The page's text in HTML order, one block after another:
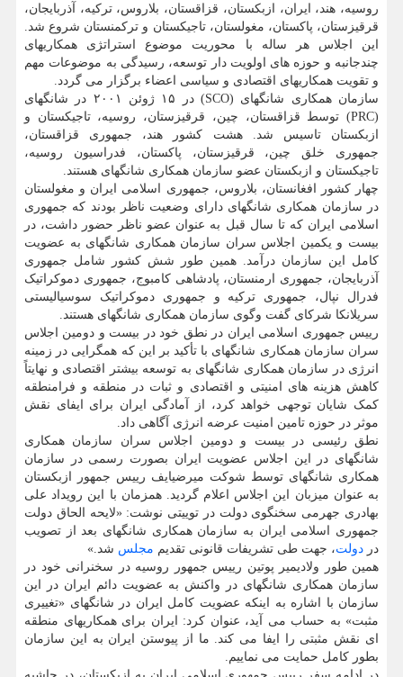
روسیه، هند، ایران، ازبکستان، قزاقستان، بلاروس، ترکیه، آذربایجان،
قرقیزستان، پاکستان، مغولستان، تاجیکستان و ترکمنستان شروع شد.
این اجلاس هر ساله با محوریت موضوع استراتژی همکاریهای
چندجانبه و حوزه های اولویت دار توسعه، رسیدگی به موضوعات مهم
و تقویت همکاریهای اقتصادی و سیاسی اعضاء برگزار می گردد.
سازمان همکاری شانگهای (SCO) در ۱۵ ژوئن ۲۰۰۱ در شانگهای
(PRC) توسط قزاقستان، چین، قرقیزستان، روسیه، تاجیکستان و
ازبکستان تاسیس شد. هشت کشور هند، جمهوری قزاقستان،
جمهوری خلق چین، قرقیزستان، پاکستان، فدراسیون روسیه،
تاجیکستان و ازبکستان عضو سازمان همکاری شانگهای هستند.
چهار کشور افغانستان، بلاروس، جمهوری اسلامی ایران و مغولستان
در سازمان همکاری شانگهای دارای وضعیت ناظر بودند که جمهوری
اسلامی ایران که تا سال قبل به عنوان عضو ناظر حضور داشت، در
بیست و یکمین اجلاس سران سازمان همکاری شانگهای به عضویت
کامل این سازمان درآمد. همین طور شش کشور شامل جمهوری
آذربایجان، جمهوری ارمنستان، پادشاهی کامبوج، جمهوری دموکراتیک
فدرال نپال، جمهوری ترکیه و جمهوری دموکراتیک سوسیالیستی
سریلانکا شرکای گفت وگوی سازمان همکاری شانگهای هستند.
رییس جمهوری اسلامی ایران در نطق خود در بیست و دومین اجلاس
سران سازمان همکاری شانگهای با تأکید بر این که همگرایی در زمینه
انرژی در سازمان همکاری شانگهای به توسعه بیشتر اقتصادی و نهایتاً
کاهش هزینه های امنیتی و اقتصادی و ثبات در منطقه و فرامنطقه
کمک شایان توجهی خواهد کرد، از آمادگی ایران برای ایفای نقش
موثر در حوزه تامین امنیت عرضه انرژی آگاهی داد.
نطق رئیسی در بیست و دومین اجلاس سران سازمان همکاری
شانگهای در این اجلاس عضویت ایران بصورت رسمی در سازمان
همکاری شانگهای توسط شوکت میرضیایف رییس جمهور ازبکستان
به عنوان میزبان این اجلاس اعلام گردید. همزمان با این رویداد علی
بهادری جهرمی سخنگوی دولت در توییتی نوشت: «لایحه الحاق دولت
جمهوری اسلامی ایران به سازمان همکاری شانگهای بعد از تصویب
در دولت، جهت طی تشریفات قانونی تقدیم مجلس شد.»
همین طور ولادیمیر پوتین رییس جمهور روسیه در سخنرانی خود در
سازمان همکاری شانگهای در واکنش به عضویت دائم ایران در این
سازمان با اشاره به اینکه عضویت کامل ایران در شانگهای «تغییری
مثبت» به حساب می آید، عنوان کرد: ایران برای همکاریهای منطقه
ای نقش مثبتی را ایفا می کند. ما از پیوستن ایران به این سازمان
بطور کامل حمایت می نماییم.